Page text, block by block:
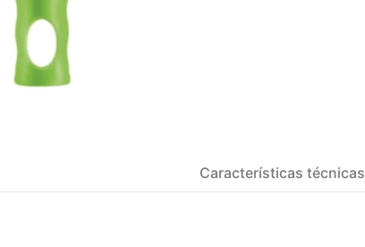
Características técnicas